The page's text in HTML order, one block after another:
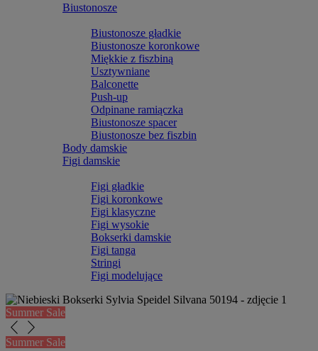
Biustonosze
Biustonosze gładkie
Biustonosze koronkowe
Miękkie z fiszbiną
Usztywniane
Balconette
Push-up
Odpinane ramiączka
Biustonosze spacer
Biustonosze bez fiszbin
Body damskie
Figi damskie
Figi gładkie
Figi koronkowe
Figi klasyczne
Figi wysokie
Bokserki damskie
Figi tanga
Stringi
Figi modelujące
Summer Sale
arrow_back_ios_new arrow_forward_ios
Summer Sale